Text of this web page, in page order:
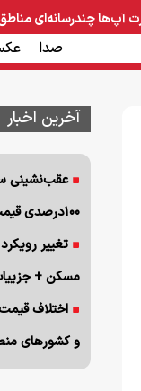
و دارویی ساخت
آپ‌هاچندرسانه‌ای
صدا
آخرین اخبار
عقب‌نشینی
۱۰۰درصدی قیمت مصالح ساختمانی
تغییر
مسکن +
اختلاف
و کشورهای